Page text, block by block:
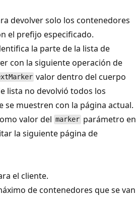
devolver solo los contenedores
el prefijo especificado.
la parte de la lista de
con la siguiente operación de
valor dentro del cuerpo
lista no devolvió todos los
muestren con la página actual.
valor del marker parámetro en
la siguiente página de
el cliente.
de contenedores que se van